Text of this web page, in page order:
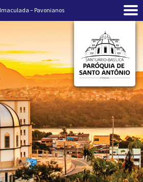
– Pavonianos